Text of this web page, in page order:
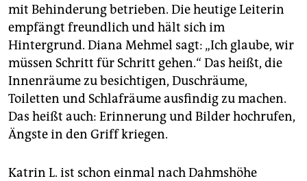
mit Behinderung betrieben. Die heutige Leiterin
empfängt freundlich und hält sich im
Hintergrund. Diana Mehmel sagt: „Ich glaube, wir
müssen Schritt für Schritt gehen.“ Das heißt, die
Innenräume zu besichtigen, Duschräume,
Toiletten und Schlafräume ausfindig zu machen.
Das heißt auch: Erinnerung und Bilder hochrufen,
Ängste in den Griff kriegen.
Katrin L. ist schon einmal nach Dahmshöhe